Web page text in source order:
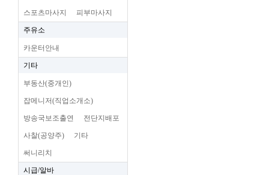
스포츠마사지 피부마사지
주유소
카운터안내
기타
부동산(중개인)
잡메니저(직업소개소)
방송국보조출연 전단지배포
사찰(공양주) 기타
써니리치
시급/알바